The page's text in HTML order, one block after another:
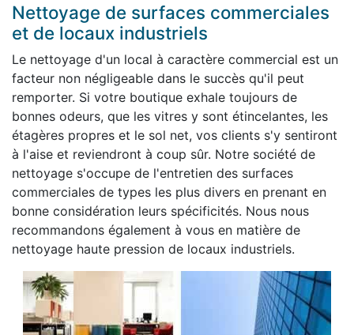
Nettoyage de surfaces commerciales
et de locaux industriels
Le nettoyage d'un local à caractère commercial est un
facteur non négligeable dans le succès qu'il peut
remporter. Si votre boutique exhale toujours de
bonnes odeurs, que les vitres y sont étincelantes, les
étagères propres et le sol net, vos clients s'y sentiront
à l'aise et reviendront à coup sûr. Notre société de
nettoyage s'occupe de l'entretien des surfaces
commerciales de types les plus divers en prenant en
bonne considération leurs spécificités. Nous nous
recommandons également à vous en matière de
nettoyage haute pression de locaux industriels.